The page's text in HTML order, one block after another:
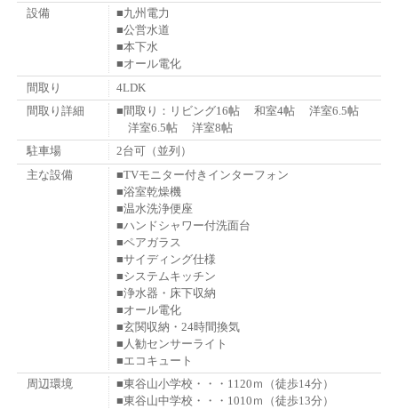
設備
■九州電力
■公営水道
■本下水
■オール電化
間取り
4LDK
間取り詳細
■間取り：リビング16帖 和室4帖 洋室6.5帖
洋室6.5帖 洋室8帖
駐車場
2台可（並列）
主な設備
■TVモニター付きインターフォン
■浴室乾燥機
■温水洗浄便座
■ハンドシャワー付洗面台
■ペアガラス
■サイディング仕様
■システムキッチン
■浄水器・床下収納
■オール電化
■玄関収納・24時間換気
■人勧センサーライト
■エコキュート
周辺環境
■東谷山小学校・・・1120ｍ（徒歩14分）
■東谷山中学校・・・1010ｍ（徒歩13分）